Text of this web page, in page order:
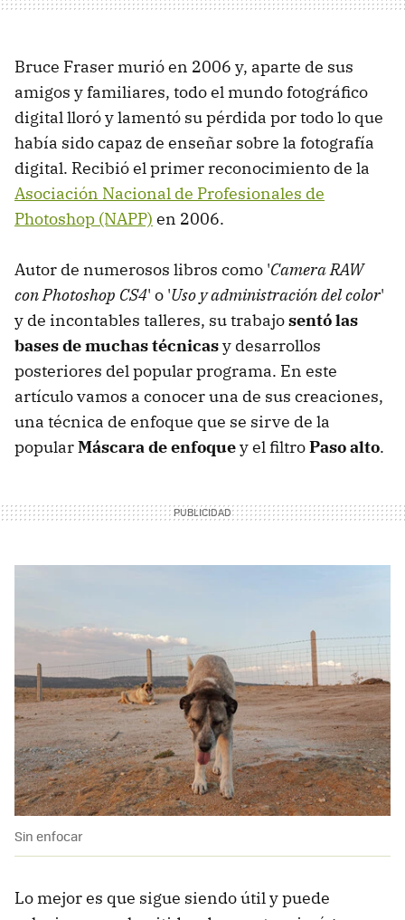
Bruce Fraser murió en 2006 y, aparte de sus
amigos y familiares, todo el mundo fotográfico
digital lloró y lamentó su pérdida por todo lo que
había sido capaz de enseñar sobre la fotografía
digital. Recibió el primer reconocimiento de la
Asociación Nacional de Profesionales de
Photoshop (NAPP) en 2006.
Autor de numerosos libros como 'Camera RAW
con Photoshop CS4' o 'Uso y administración del color'
y de incontables talleres, su trabajosentó las
bases de muchas técnicasy desarrollos
posteriores del popular programa. En este
artículo vamos a conocer una de sus creaciones,
una técnica de enfoque que se sirve de la
popularMáscara de enfoquey el filtroPaso alto.
Sin enfocar
Lo mejor es que sigue siendo útil y puede